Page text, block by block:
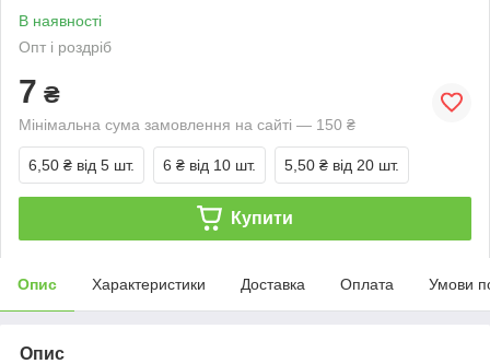
В наявності
Опт і роздріб
7 ₴
Мінімальна сума замовлення на сайті — 150 ₴
6,50 ₴ від 5 шт. 6 ₴ від 10 шт. 5,50 ₴ від 20 шт.
Купити
Опис Характеристики Доставка Оплата Умови
Опис